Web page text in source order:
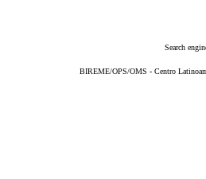
Search
BIREME/OPS/OMS - Centro